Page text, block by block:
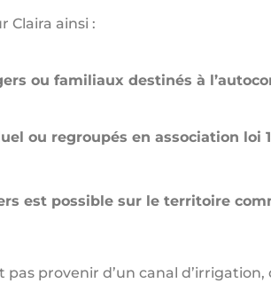
Claira ainsi :
ou familiaux destinés à
ou regroupés en association loi
est possible sur le territoire
provenir d’un canal d’irrigation,